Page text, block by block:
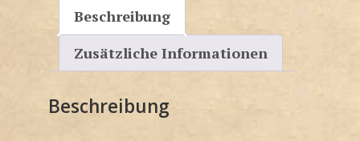
Beschreibung
Zusätzliche Informationen
Beschreibung